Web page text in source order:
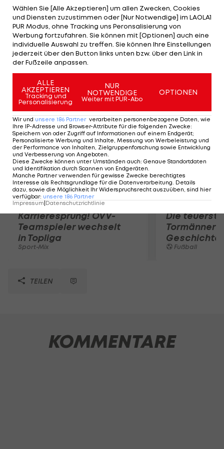
Kommando und gewinnen noch klar mit 21:11, 15:9.
"Im 1. Satz haben sie nicht so serviert, wie sie es
können. Sie sind aber geduldig geblieben", erklärt
Trainer Nowotny gegenüber LAOLA1.at. Im
Parallelspiel schlagen Gibb/Patterson (USA) die
Letten Samoilovs/Smedins mit 2:1.
Mehr zum Thema
Karrieresprung! ÖVV-
Teamspieler wechselt
in Topliga
Sport-Mix
Die
Tormänner
Geschichte
Fußball
TEILEN
KOMMENTARE
Wählen Sie [Alle Akzeptieren] um allen Zwecken, Cookies
und Diensten zuzustimmen oder [Nur Notwendige] im LAOLA1
PUR Modus, ohne Tracking uns Peronsalisierung von
Werbung fortzufahren. Sie können mit [Optionen] auch eine
individuelle Auswahl zu treffen. Sie können Ihre Einstellungen
jederzeit über den Button links unten bzw. über den Link in
der Fußzeile anpassen.
ALLE
AKZEPTIEREN
Tracking und
Personalisierung
NUR
NOTWENDIGE
Weiter mit PUR-Abo
OPTIONEN
Wir und unsere 186 Partner verarbeiten personenbezogene Daten, wie
Ihre IP-Adresse und Browser-Attribute für die folgenden Zwecke:
Speichern von oder Zugriff auf Informationen auf einem Endgerät;
Personalisierte Werbung und Inhalte, Messung von Werbeleistung und
der Performance von Inhalten, Zielgruppenforschung sowie Entwicklung
und Verbesserung von Angeboten.
Diese Zwecke können unter Umständen auch: Genaue Standortdaten
und Identifikation durch Scannen von Endgeräten.
Manche Partner verwenden für gewisse Zwecke berechtigtes
Interesse als Rechtsgrundlage für die Datenverarbeitung. Details
dazu, sowie die Möglichkeit Ihr Widerspruchsrecht auszuüben, sind hier
verfügbar: unsere 186 Partner
Impressum Datenschutzrichtlinie